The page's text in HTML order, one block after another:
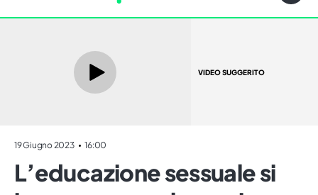
VIDEO SUGGERITO
19 Giugno 2023 16:00
L’educazione sessuale si